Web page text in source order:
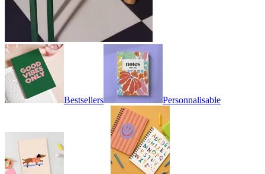
Bestsellers Personnalisable